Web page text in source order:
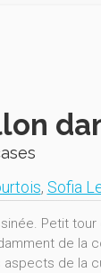
, Sofia
Petit
de la
de la